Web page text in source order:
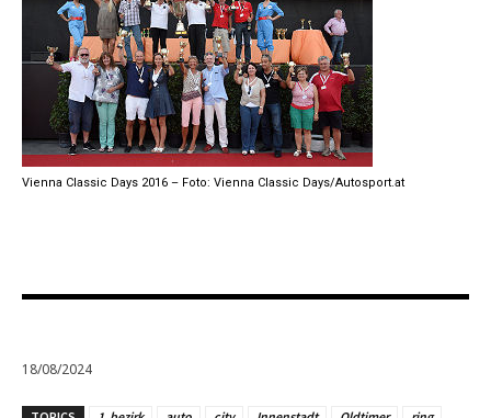
Vienna Classic Days 2016 – Foto: Vienna Classic Days/Autosport.at
18/08/2024